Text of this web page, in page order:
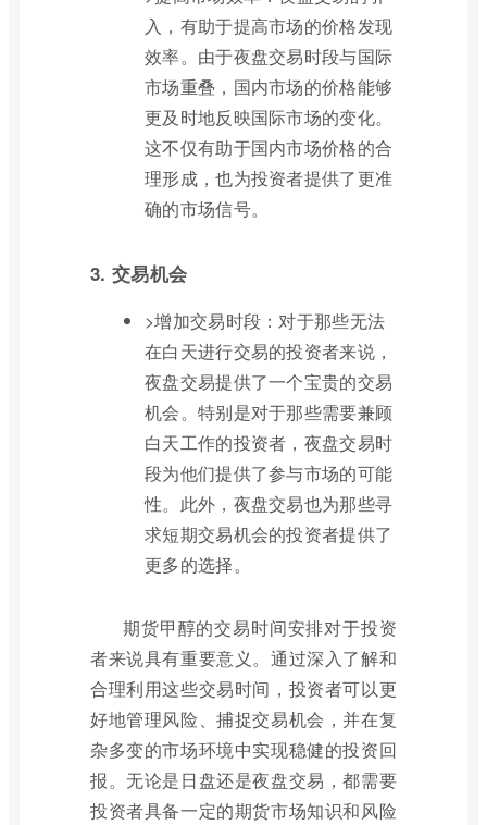
入，有助于提高市场的价格发现
效率。由于夜盘交易时段与国际
市场重叠，国内市场的价格能够
更及时地反映国际市场的变化。
这不仅有助于国内市场价格的合
理形成，也为投资者提供了更准
确的市场信号。
3. 交易机会
>增加交易时段：对于那些无法
在白天进行交易的投资者来说，
夜盘交易提供了一个宝贵的交易
机会。特别是对于那些需要兼顾
白天工作的投资者，夜盘交易时
段为他们提供了参与市场的可能
性。此外，夜盘交易也为那些寻
求短期交易机会的投资者提供了
更多的选择。
期货甲醇的交易时间安排对于投资
者来说具有重要意义。通过深入了解和
合理利用这些交易时间，投资者可以更
好地管理风险、捕捉交易机会，并在复
杂多变的市场环境中实现稳健的投资回
报。无论是日盘还是夜盘交易，都需要
投资者具备一定的期货市场知识和风险